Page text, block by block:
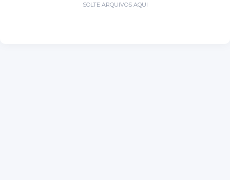
SOLTE ARQUIVOS AQUI